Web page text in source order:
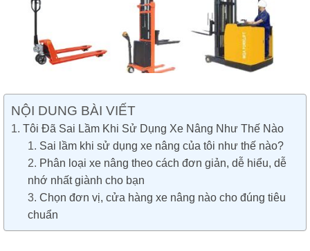
NỘI DUNG BÀI VIẾT
Tôi Đã Sai Lầm Khi Sử Dụng Xe Nâng Như Thế Nào
Sai lầm khi sử dụng xe nâng của tôi như thế nào?
Phân loại xe nâng theo cách đơn giản, dễ hiểu, dễ
nhớ nhất giành cho bạn
Chọn đơn vị, cửa hàng xe nâng nào cho đúng tiêu
chuẩn